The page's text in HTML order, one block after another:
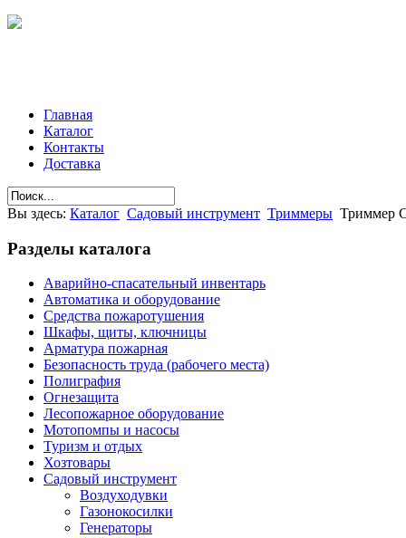
Главная
Каталог
Контакты
Доставка
Вы здесь: Каталог Садовый инструмент Триммеры Триммер
Разделы каталога
Аварийно-спасательный инвентарь
Автоматика и оборудование
Средства пожаротушения
Шкафы, щиты, ключницы
Арматура пожарная
Безопасность труда (рабочего места)
Полиграфия
Огнезащита
Лесопожарное оборудование
Мотопомпы и насосы
Туризм и отдых
Хозтовары
Садовый инструмент
Воздуходувки
Газонокосилки
Генераторы